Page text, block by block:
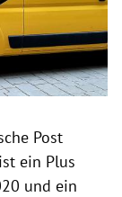
Post
ein Plus
und ein